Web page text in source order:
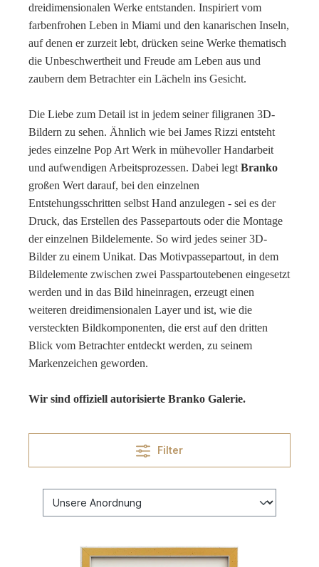
dreidimensionalen Werke entstanden. Inspiriert vom
farbenfrohen Leben in Miami und den kanarischen Inseln,
auf denen er zurzeit lebt, drücken seine Werke thematisch
die Unbeschwertheit und Freude am Leben aus und
zaubern dem Betrachter ein Lächeln ins Gesicht.
Die Liebe zum Detail ist in jedem seiner filigranen 3D-
Bildern zu sehen. Ähnlich wie bei James Rizzi entsteht
jedes einzelne Pop Art Werk in mühevoller Handarbeit
und aufwendigen Arbeitsprozessen. Dabei legt Branko
großen Wert darauf, bei den einzelnen
Entstehungsschritten selbst Hand anzulegen - sei es der
Druck, das Erstellen des Passepartouts oder die Montage
der einzelnen Bildelemente. So wird jedes seiner 3D-
Bilder zu einem Unikat. Das Motivpassepartout, in dem
Bildelemente zwischen zwei Passpartoutebenen eingesetzt
werden und in das Bild hineinragen, erzeugt einen
weiteren dreidimensionalen Layer und ist, wie die
versteckten Bildkomponenten, die erst auf den dritten
Blick vom Betrachter entdeckt werden, zu seinem
Markenzeichen geworden.
Wir sind offiziell autorisierte Branko Galerie.
Filter